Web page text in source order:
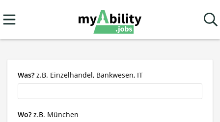
Was? z.B. Einzelhandel, Bankwesen, IT
Wo? z.B. München